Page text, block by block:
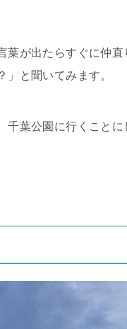
葉が出たらすぐに仲
」と聞いてみます。
葉公園に行くことに